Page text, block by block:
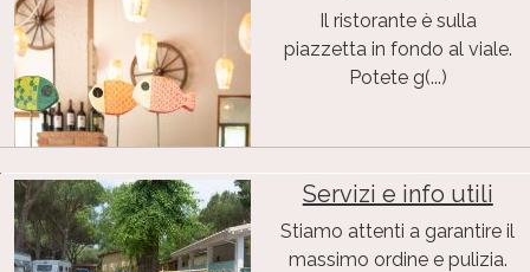
Il ristorante è sulla
piazzetta in fondo al viale.
Potete g(...)
Servizi e info utili
Stiamo attenti a garantire il
massimo ordine e pulizia.